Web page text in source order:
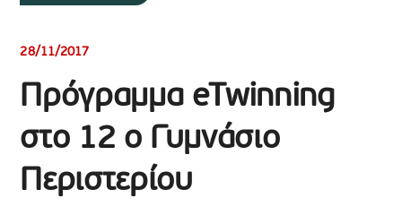
28/11/2017
Πρόγραμμα eTwinning
στο 12 ο Γυμνάσιο
Περιστερίου